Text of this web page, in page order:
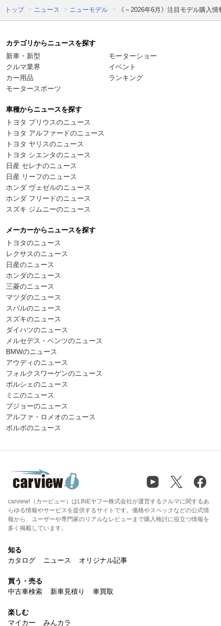
トップ ニュース ニューモデル 《～2026年6月》注目モデル購入
カテゴリからニュースを探す
新車・新型
クルマ業界
カー用品
モータースポーツ
モーターショー
イベント
ランキング
車種からニュースを探す
トヨタ プリウスのニュース
トヨタ アルファードのニュース
トヨタ ヤリスのニュース
トヨタ シエンタのニュース
日産 セレナのニュース
日産 リーフのニュース
ホンダ ヴェゼルのニュース
ホンダ フリードのニュース
スズキ ジムニーのニュース
メーカーからニュースを探す
トヨタのニュース
レクサスのニュース
日産のニュース
ホンダのニュース
三菱のニュース
マツダのニュース
スバルのニュース
スズキのニュース
ダイハツのニュース
メルセデス・ベンツのニュース
BMWのニュース
アウディのニュース
フォルクスワーゲンのニュース
ポルシェのニュース
ミニのニュース
プジョーのニュース
アルファ・ロメオのニュース
ボルボのニュース
carview!（カービュー）はLINEヤフー株式会社が運営するクルマに関するあ
らゆる情報やサービスを提供するサイトです。価格やスペックなどの公式情
報から、ユーザーや専門家のリアルなレビューまで購入検討に役立つ情報を
多く掲載しています。
知る
カタログ
ニュース オリジナル記事
買う・売る
中古車検索
新車見積り 車買取
楽しむ
マイカー
みんカラ